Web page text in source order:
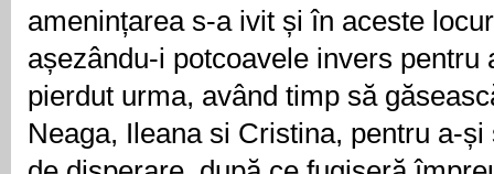
amenințarea s-a ivit și în aceste
așezându-i potcoavele invers
pierdut urma, având timp să
Neaga, Ileana si Cristina, pentru a-